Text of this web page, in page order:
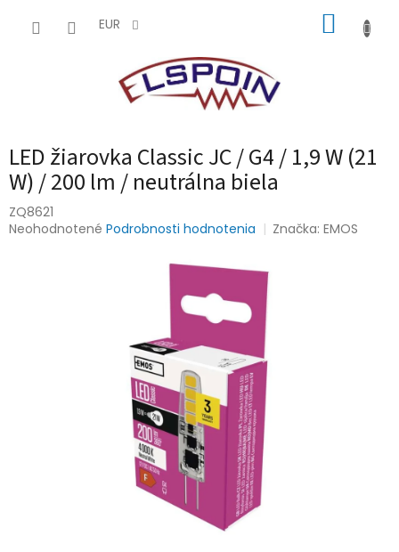
EUR
LED žiarovka Classic JC / G4 / 1,9 W (21
W) / 200 lm / neutrálna biela
ZQ8621
Priemerné
Neohodnotené Podrobnosti hodnotenia Značka:EMOS